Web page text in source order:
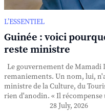
L’ESSENTIEL
Guinée : voici
reste ministre
Le gouvernement de Mamadi
remaniements. Un nom, lui,
ministre de la Culture, du
rien d'anodin. « Il récompense
28 July, 2026